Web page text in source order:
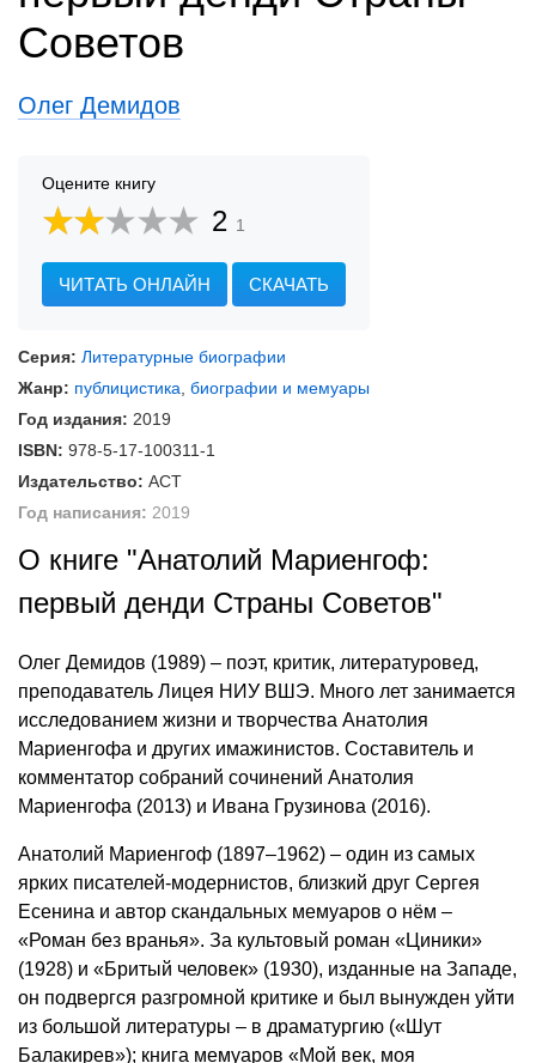
Советов
Олег Демидов
Оцените книгу
2 1
ЧИТАТЬ ОНЛАЙН СКАЧАТЬ
Серия: Литературные биографии
Жанр: публицистика биографии и мемуары
Год издания: 2019
ISBN: 978-5-17-100311-1
Издательство: АСТ
Год написания: 2019
О книге "Анатолий Мариенгоф:
первый денди Страны Советов"
Олег Демидов (1989) – поэт, критик, литературовед,
преподаватель Лицея НИУ ВШЭ. Много лет занимается
исследованием жизни и творчества Анатолия
Мариенгофа и других имажинистов. Составитель и
комментатор собраний сочинений Анатолия
Мариенгофа (2013) и Ивана Грузинова (2016).
Анатолий Мариенгоф (1897–1962) – один из самых
ярких писателей-модернистов, близкий друг Сергея
Есенина и автор скандальных мемуаров о нём –
«Роман без вранья». За культовый роман «Циники»
(1928) и «Бритый человек» (1930), изданные на Западе,
он подвергся разгромной критике и был вынужден уйти
из большой литературы – в драматургию («Шут
Балакирев»); книга мемуаров «Мой век, моя